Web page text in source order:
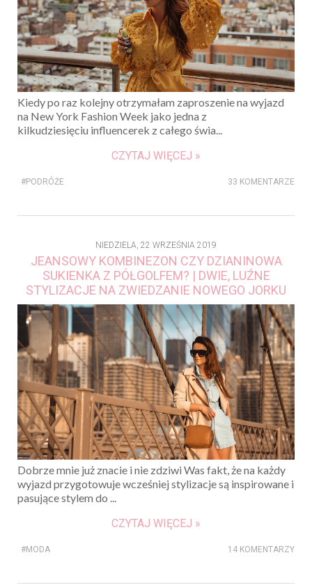
Kiedy po raz kolejny otrzymałam zaproszenie na wyjazd
na New York Fashion Week jako jedna z
kilkudziesięciu influencerek z całego świa...
CZYTAJ WIĘCEJ »
#PODRÓŻE 33 KOMENTARZE
NIEDZIELA, 22 WRZEŚNIA 2019
JEANSOWY KOMBINEZON CZY DZIANINOWA
SUKIENKA Z PÓŁGOLFEM? | DWIE, LUŹNE
STYLIZACJE NA ZWIEDZANIE NOWEGO JORKU
Dobrze mnie już znacie i nie zdziwi Was fakt, że na każdy
wyjazd przygotowuje wcześniej stylizacje są inspirowane i
pasujące stylem do ...
CZYTAJ WIĘCEJ »
#MODA 14 KOMENTARZY